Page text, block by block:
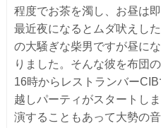
程度でお茶を濁し、お昼は
最近夜になるとムダ吠えし
の大騒ぎな柴男ですが昼に
りました。そんな彼を布団
16時からレストランバー
越しパーティがスタートし
演することもあって大勢の